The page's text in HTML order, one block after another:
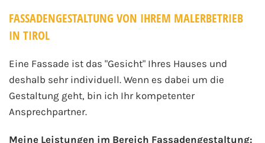
FASSADENGESTALTUNG VON IHREM MALERBETRIEB
IN TIROL
Eine Fassade ist das "Gesicht" Ihres Hauses und
deshalb sehr individuell. Wenn es dabei um die
Gestaltung geht, bin ich Ihr kompetenter
Ansprechpartner.
Meine Leistungen im Bereich Fassadengestaltung: